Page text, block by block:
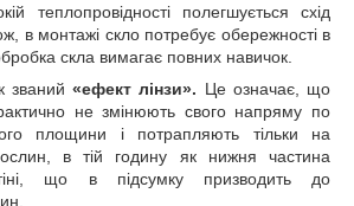
теплопровідності полегшується схід
в монтажі скло потребує обережності в
скла вимагає повних навичок.
званий«ефект лінзи». Це означає, що
не змінюють свого напряму по
площини і потрапляють тільки на
в тій годину як нижня частина
що в підсумку призводить до